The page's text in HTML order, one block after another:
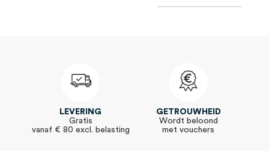
LEVERING
Gratis
vanaf € 80 excl. belasting
GETROUWHEID
Wordt beloond
met vouchers